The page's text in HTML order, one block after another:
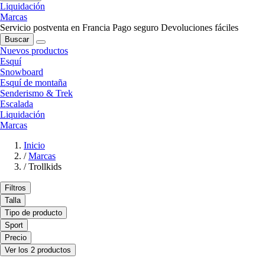
Liquidación
Marcas
Servicio postventa en Francia Pago seguro Devoluciones fáciles
Buscar
Nuevos productos
Esquí
Snowboard
Esquí de montaña
Senderismo & Trek
Escalada
Liquidación
Marcas
Inicio
/ Marcas
/ Trollkids
Filtros
Talla
Tipo de producto
Sport
Precio
Ver los 2 productos